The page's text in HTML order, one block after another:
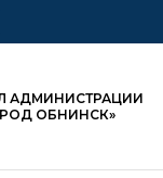
АДМИНИСТРАЦИИ
ОБНИНСК»